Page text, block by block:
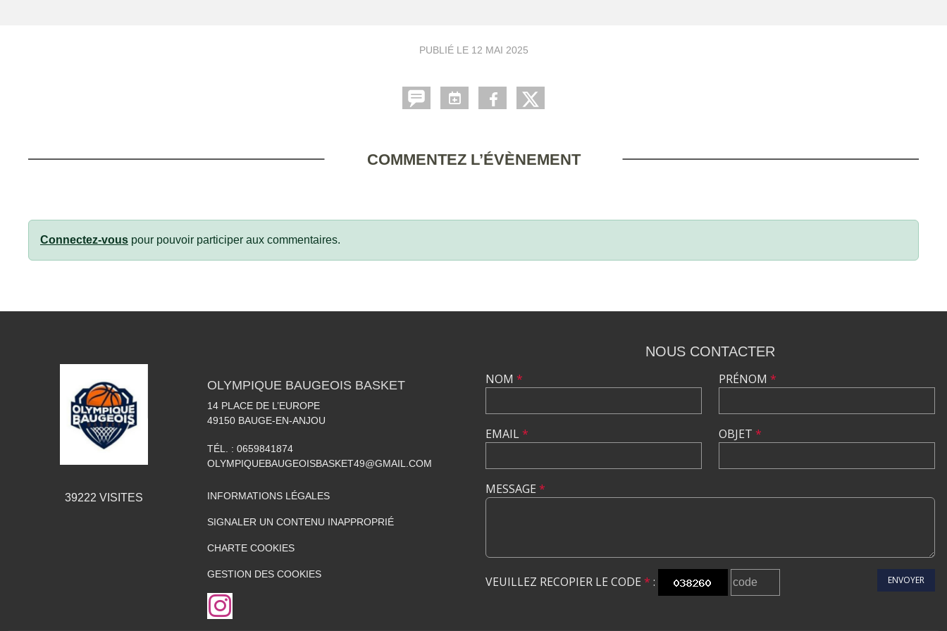
PUBLIÉ LE 12 MAI 2025
COMMENTEZ L’ÉVÈNEMENT
Connectez-vous pour pouvoir participer aux commentaires.
39222 VISITES
OLYMPIQUE BAUGEOIS BASKET
14 PLACE DE L’EUROPE
49150 BAUGE-EN-ANJOU
TÉL. : 0659841874
OLYMPIQUEBAUGEOISBASKET49@GMAIL.COM
INFORMATIONS LÉGALES
SIGNALER UN CONTENU INAPPROPRIÉ
CHARTE COOKIES
GESTION DES COOKIES
NOUS CONTACTER
NOM *
EMAIL*
PRÉNOM *
OBJET *
MESSAGE *
VEUILLEZ RECOPIER LE CODE * : ENVOYER